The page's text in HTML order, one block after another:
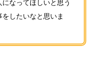
なってほしいと思う
したいなと思いま